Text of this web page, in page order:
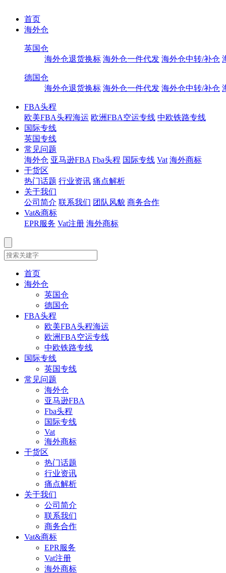
首页
海外仓
英国仓
海外仓退货换标 海外仓一件代发 海外仓中转/补仓
德国仓
海外仓退货换标 海外仓一件代发 海外仓中转/补仓
FBA头程
欧美FBA头程海运 欧洲FBA空运专线 中欧铁路专线
国际专线
英国专线
常见问题
海外仓 亚马逊FBA Fba头程 国际专线 Vat 海外商标
干货区
热门话题 行业资讯 痛点解析
关于我们
公司简介 联系我们 团队风貌 商务合作
Vat&商标
EPR服务 Vat注册 海外商标
首页
海外仓
英国仓
德国仓
FBA头程
欧美FBA头程海运
欧洲FBA空运专线
中欧铁路专线
国际专线
英国专线
常见问题
海外仓
亚马逊FBA
Fba头程
国际专线
Vat
海外商标
干货区
热门话题
行业资讯
痛点解析
关于我们
公司简介
联系我们
商务合作
Vat&商标
EPR服务
Vat注册
海外商标